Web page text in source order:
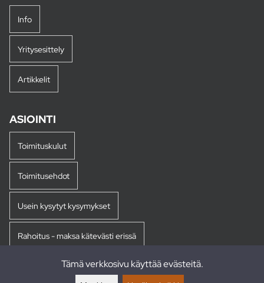
Info
Yritysesittely
Artikkelit
ASIOINTI
Toimituskulut
Toimitusehdot
Usein kysytyt kysymykset
Rahoitus - maksa kätevästi erissä
Tämä verkkosivu käyttää evästeitä.